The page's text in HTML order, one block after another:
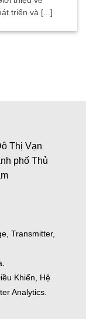
triển và [...]
Thị Vạn
phố Thủ
Transmitter,
Khiển, Hệ
Analytics.